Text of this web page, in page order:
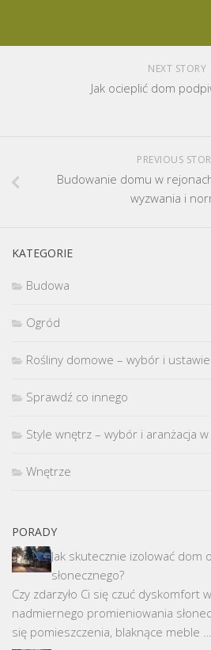
NEXT STORY
Jak ocieplić dom
PREVIOUS
Budowanie domu w
wyzwania i
KATEGORIE
Budowa
Ogród
Rośliny domowe – wybór i
Sprawdź co innego
Style wnętrz – wybór i aranżacja
Wnętrze
PORADY
Jak skutecznie izolować dom
słonecznego?
Czy zdarzyło Ci się czuć dyskomfort
nadmiernego promieniowania
się pomieszczenia, blaknące meble …